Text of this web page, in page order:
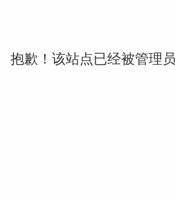
抱歉！该站点已经被管理